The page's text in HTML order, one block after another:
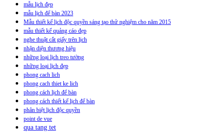
mẫu lịch đẹp
mẫu lịch để bàn 2023
Mẫu thiết kế lịch độc quyền sáng tạo thử nghiệm cho năm 2015
mẫu thiết kế quảng cáo đẹp
nghe thuật cắt giấy trên lịch
nhận diện thương hiệu
những loại lịch treo tường
những loại lịch đẹp
phong cach lich
phong cach thiet ke lich
phong cách lịch để bàn
phong cách thiết kế lịch để bàn
phân biệt lịch độc quyền
point de vue
qua tang tet